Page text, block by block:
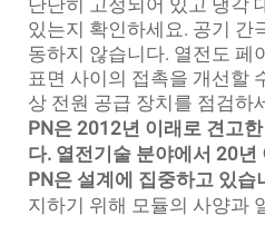
단단히 고정되어 있고 냉각
있는지 확인하세요. 공기 간
동하지 않습니다. 열전도 페
표면 사이의 접촉을 개선할
상 전원 공급 장치를 점검하
PN은 2012년 이래로 견고
다. 열전기술 분야에서 20
PN은 설계에 집중하고 있습
지하기 위해 모듈의 사양과